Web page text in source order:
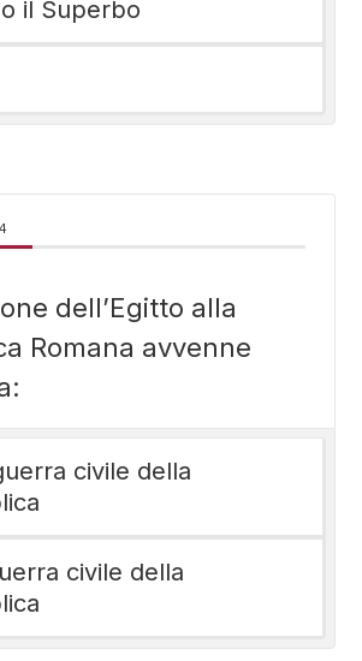
il Superbo
dell’Egitto alla
Romana avvenne
civile della
civile della